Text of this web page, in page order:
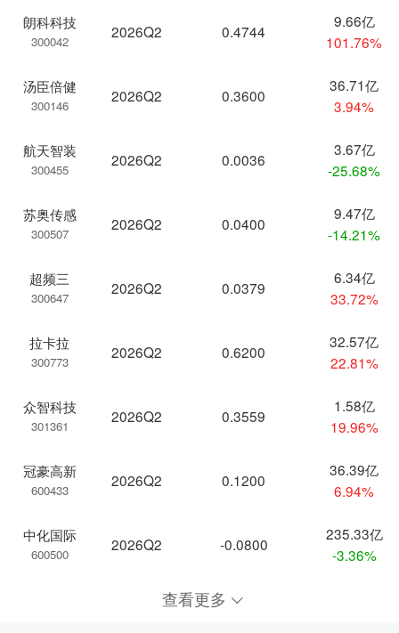
朗科科技
300042
2026Q2
汤臣倍健
300146
2026Q2
航天智装
300455
2026Q2
苏奥传感
300507
2026Q2
超频三
300647
2026Q2
拉卡拉
300773
2026Q2
众智科技
301361
2026Q2
冠豪高新
600433
2026Q2
中化国际
600500
2026Q2
0.4744
9.66亿
101.76%
0.3600
36.71亿
3.94%
0.0036
3.67亿
-25.68%
0.0400
9.47亿
-14.21%
0.0379
6.34亿
33.72%
0.6200
32.57亿
22.81%
0.3559
1.58亿
19.96%
0.1200
36.39亿
6.94%
-0.0800
235.33亿
-3.36%
查看更多